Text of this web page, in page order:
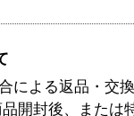
による返品・交
品開封後、または